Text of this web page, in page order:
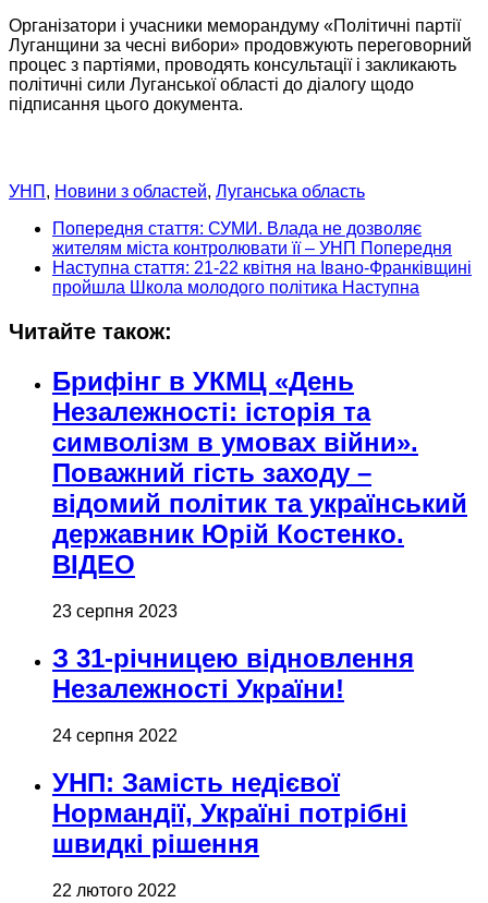
Організатори і учасники меморандуму «Політичні партії
Луганщини за чесні вибори» продовжують переговорний
процес з партіями, проводять консультації і закликають
політичні сили Луганської області до діалогу щодо
підписання цього документа.
УНП , Новини з областей, Луганська область
Попередня стаття: СУМИ. Влада не дозволяє
жителям міста контролювати її – УНП Попередня
Наступна стаття: 21-22 квітня на Івано-Франківщині
пройшла Школа молодого політика Наступна
Читайте також:
Брифінг в УКМЦ «День
Незалежності: історія та
символізм в умовах війни».
Поважний гість заходу –
відомий політик та український
державник Юрій Костенко.
ВІДЕО
23 серпня 2023
З 31-річницею відновлення
Незалежності України!
24 серпня 2022
УНП: Замість недієвої
Нормандії, Україні потрібні
швидкі рішення
22 лютого 2022